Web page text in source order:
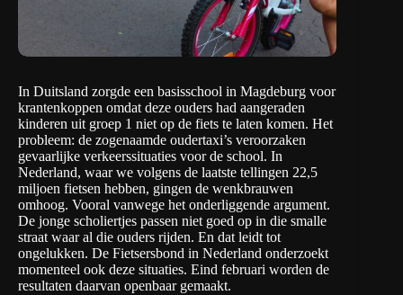
In Duitsland zorgde een basisschool in Magdeburg voor
krantenkoppen omdat deze ouders had aangeraden
kinderen uit groep 1 niet op de fiets te laten komen. Het
probleem: de zogenaamde oudertaxi’s veroorzaken
gevaarlijke verkeerssituaties voor de school. In
Nederland, waar we volgens de laatste tellingen 22,5
miljoen fietsen hebben, gingen de wenkbrauwen
omhoog. Vooral vanwege het onderliggende argument.
De jonge scholiertjes passen niet goed op in die smalle
straat waar al die ouders rijden. En dat leidt tot
ongelukken. De Fietsersbond in Nederland onderzoekt
momenteel ook deze situaties. Eind februari worden de
resultaten daarvan openbaar gemaakt.